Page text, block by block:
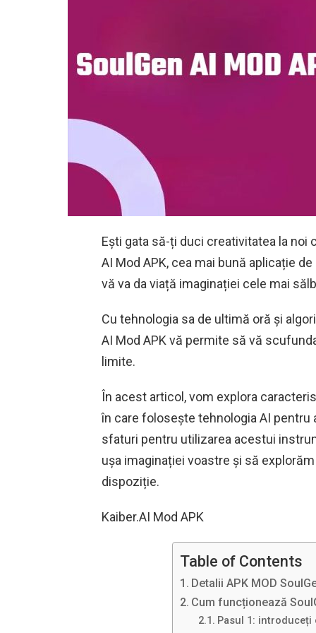
Ești gata să-ți duci creativitatea la noi
AI Mod APK, cea mai bună aplicație
vă va da viață imaginației cele mai
Cu tehnologia sa de ultimă oră și
AI Mod APK vă permite să vă
limite.
În acest articol, vom explora
în care folosește tehnologia AI pentru
sfaturi pentru utilizarea acestui
ușa imaginației voastre și să
dispoziție.
Kaiber.AI Mod APK
Table of Contents
Detalii APK MOD
Cum funcționează
Pasul 1: introduceți